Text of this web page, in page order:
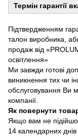
Термін гарантії
Підтвердженням
талон виробника,
продаж від
освітлення»
Ми завжди готові
виникнення тих чи
обслуговування Ви
компанії.
Як повернути
Якщо вам не
14 календарних